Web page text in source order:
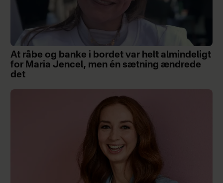
At råbe og banke i bordet var helt almindeligt
for Maria Jencel, men én sætning ændrede
det